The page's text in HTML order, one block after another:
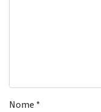
Nome *